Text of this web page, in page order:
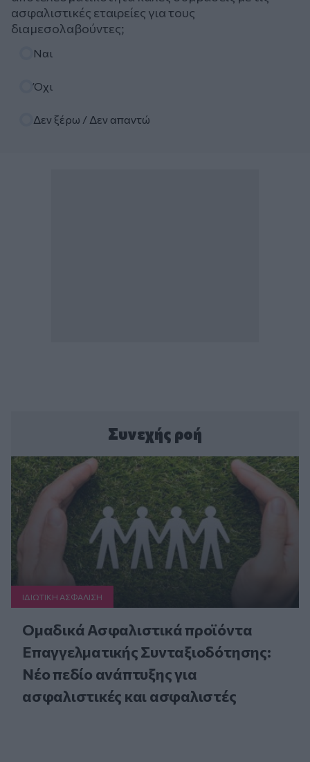
ασφαλιστικές εταιρείες για τους
διαμεσολαβούντες;
Ναι
Όχι
Δεν ξέρω / Δεν απαντώ
Συνεχής ροή
ΙΔΙΩΤΙΚΗ ΑΣΦAΛΙΣΗ
Ομαδικά Ασφαλιστικά προϊόντα
Επαγγελματικής Συνταξιοδότησης:
Νέο πεδίο ανάπτυξης για
ασφαλιστικές και ασφαλιστές